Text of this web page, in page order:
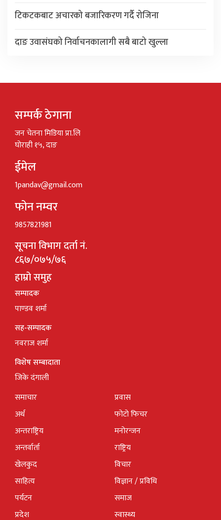
टिकटकबाट अचारको बजारिकरण गर्दै रोजिना
दाङ उवासंघको निर्वाचनकालागी सबै बाटो खुल्ला
सम्पर्क ठेगाना
जन चेतना मिडिया प्रा.लि
घोराही १५, दाङ
ईमेल
1pandav@gmail.com
फोन नम्वर
9857821981
सूचना विभाग दर्ता नं.
८६७/०७५/७६
हाम्रो समुह
सम्पादक
पाण्डव शर्मा
सह-सम्पादक
नवराज शर्मा
विशेष सम्बादाता
जिके दंगाली
समाचार
अर्थ
अन्तराष्ट्रिय
अन्तर्वार्ता
खेलकुद
साहित्य
पर्यटन
प्रदेश
प्रवास
फोटो फिचर
मनोरन्जन
राष्ट्रिय
विचार
विज्ञान / प्रविधि
समाज
स्वास्थ्य